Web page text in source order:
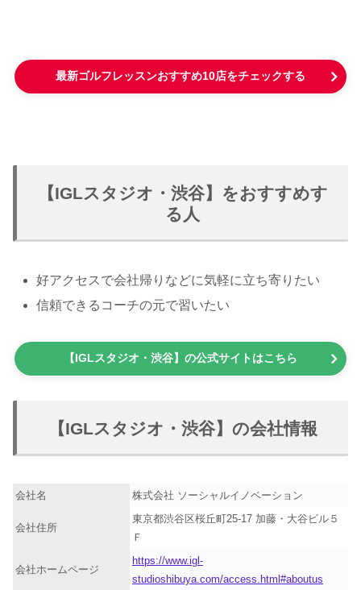
最新ゴルフレッスンおすすめ10店をチェックする
【IGLスタジオ・渋谷】をおすすめす
る人
好アクセスで会社帰りなどに気軽に立ち寄りたい
信頼できるコーチの元で習いたい
【IGLスタジオ・渋谷】の公式サイトはこちら
【IGLスタジオ・渋谷】の会社情報
会社名 株式会社 ソーシャルイノベーション
会社住所
東京都渋谷区桜丘町25-17 加藤・大谷ビル５
Ｆ
会社ホームページ
https://www.igl-
studioshibuya.com/access.html#aboutus